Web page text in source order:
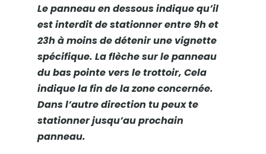
Le panneau en dessous indique qu’il
est interdit de stationner entre 9h et
23h à moins de détenir une vignette
spécifique. La flèche sur le panneau
du bas pointe vers le trottoir, Cela
indique la fin de la zone concernée.
Dans l’autre direction tu peux te
stationner jusqu’au prochain
panneau.